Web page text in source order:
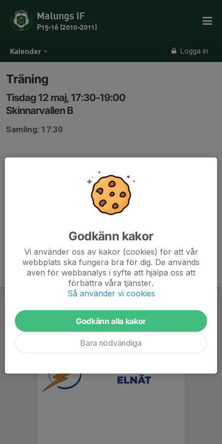
Kalender Logga in
Malungs IF
P15-16 (2010-2011)
Träning
Tisdag 12 maj, 17:30-19:00
Skinnarvallen B
Samling: 17:30
Godkänn kakor
Vi använder oss av kakor (cookies) för att vår
webbplats ska fungera bra för dig. De används
även för webbanalys i syfte att hjälpa oss att
förbättra våra tjänster.
Så använder vi cookies
Godkänn alla kakor
Bara nödvändiga